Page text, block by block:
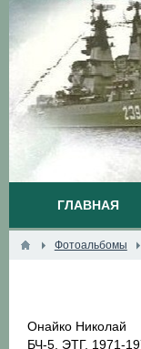
ГЛАВНАЯ
Фотоальбомы
Онайко Николай
БЧ-5, ЭТГ, 1971-